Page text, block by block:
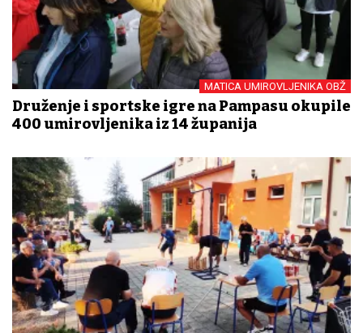
MATICA UMIROVLJENIKA OBŽ
Druženje i sportske igre na Pampasu okupile
400 umirovljenika iz 14 županija